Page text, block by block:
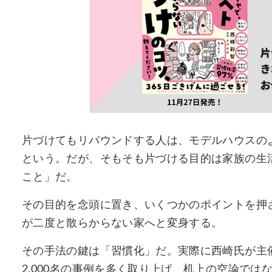
片づけてもリバウンドする人は、モデルハウス
という。だが、そもそも片づける目的は家族の
こと」だ。
その目的を念頭に置き、いくつかのポイントを
が二度と散らからない家へと変身する。
その手法の鍵は「習慣化」だ。実際に西崎氏が